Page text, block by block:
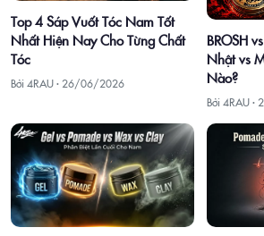
Top 4 Sáp Vuốt Tóc Nam Tốt
Nhất Hiện Nay Cho Từng Chất
Tóc
Bởi 4RAU · 26/06/2026
BROSH
Nhật vs
Nào?
Bởi 4RAU ·